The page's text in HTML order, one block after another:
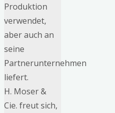
Produktion
verwendet,
aber auch an
seine
Partnerunternehmen
liefert.
H. Moser &
Cie. freut sich,